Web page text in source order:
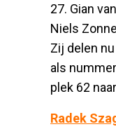
27. Gian
Niels
Zij delen
als
plek 62
Radek